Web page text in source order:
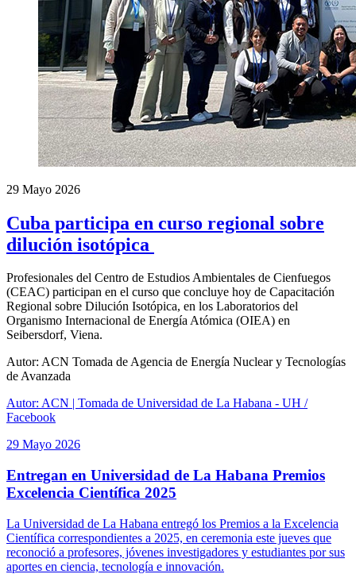
29 Mayo 2026
Cuba participa en curso regional sobre
dilución isotópica
Profesionales del Centro de Estudios Ambientales de Cienfuegos
(CEAC) participan en el curso que concluye hoy de Capacitación
Regional sobre Dilución Isotópica, en los Laboratorios del
Organismo Internacional de Energía Atómica (OIEA) en
Seibersdorf, Viena.
Autor: ACN Tomada de Agencia de Energía Nuclear y Tecnologías
de Avanzada
Autor: ACN | Tomada de Universidad de La Habana - UH /
Facebook
29 Mayo 2026
Entregan en Universidad de La Habana Premios
Excelencia Científica 2025
La Universidad de La Habana entregó los Premios a la Excelencia
Científica correspondientes a 2025, en ceremonia este jueves que
reconoció a profesores, jóvenes investigadores y estudiantes por sus
aportes en ciencia, tecnología e innovación.